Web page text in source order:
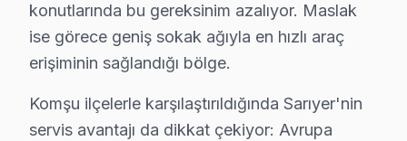
Sarıyer bölgesinde Skyworth panel tamiri için 2025
Panel/Ekran Değişimi:
32" ekran için: 1.500 - 2.000 ₺
43-55" ekran için: 2.500 - 3.500 ₺
65" ve üzeri ekran için: 4.000 - 5.500 ₺
konutlarında bu gereksinim azalıyor. Maslak
ise görece geniş sokak ağıyla en hızlı araç
erişiminin sağlandığı bölge.
Komşu ilçelerle karşılaştırıldığında Sarıyer'nin
servis avantajı da dikkat çekiyor: Avrupa